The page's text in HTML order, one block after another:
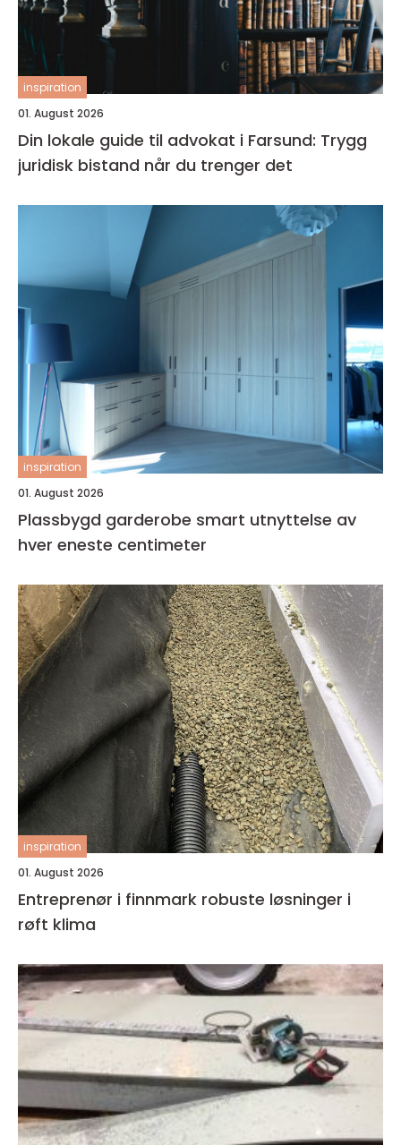
inspiration
01. August 2026
Din lokale guide til advokat i Farsund: Trygg
juridisk bistand når du trenger det
inspiration
01. August 2026
Plassbygd garderobe smart utnyttelse av
hver eneste centimeter
inspiration
01. August 2026
Entreprenør i finnmark robuste løsninger i
røft klima